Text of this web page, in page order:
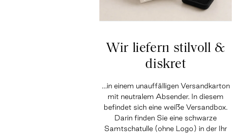
Wir liefern stilvoll &
diskret
…in einem unauffälligen Versandkarton
mit neutralem Absender. In diesem
befindet sich eine weiße Versandbox.
Darin finden Sie eine schwarze
Samtschatulle (ohne Logo) in der Ihr